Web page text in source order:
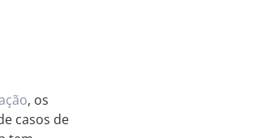
, os
casos de